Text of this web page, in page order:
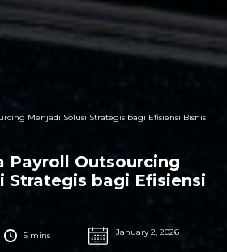
Menjadi Solusi Strategis bagi Efisiensi Bisnis
Payroll Outsourcing
Strategis bagi Efisiensi
5 mins January 2, 2026